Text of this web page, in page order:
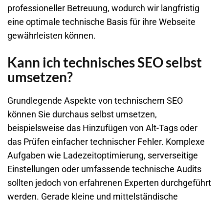
professioneller Betreuung, wodurch wir langfristig
eine optimale technische Basis für ihre Webseite
gewährleisten können.
Kann ich technisches SEO selbst
umsetzen?
Grundlegende Aspekte von technischem SEO
können Sie durchaus selbst umsetzen,
beispielsweise das Hinzufügen von Alt-Tags oder
das Prüfen einfacher technischer Fehler. Komplexe
Aufgaben wie Ladezeitoptimierung, serverseitige
Einstellungen oder umfassende technische Audits
sollten jedoch von erfahrenen Experten durchgeführt
werden. Gerade kleine und mittelständische